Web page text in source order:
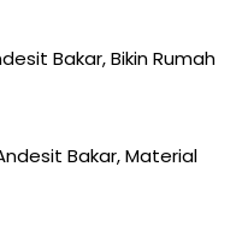
Bakar, Bikin Rumah
Bakar, Material